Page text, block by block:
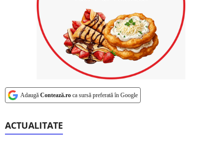
Adaugă Contează.ro ca sursă preferată în Google
ACTUALITATE